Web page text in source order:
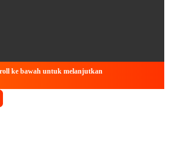
ke bawah untuk melanjutkan